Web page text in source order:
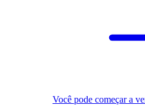
Você pode começar a